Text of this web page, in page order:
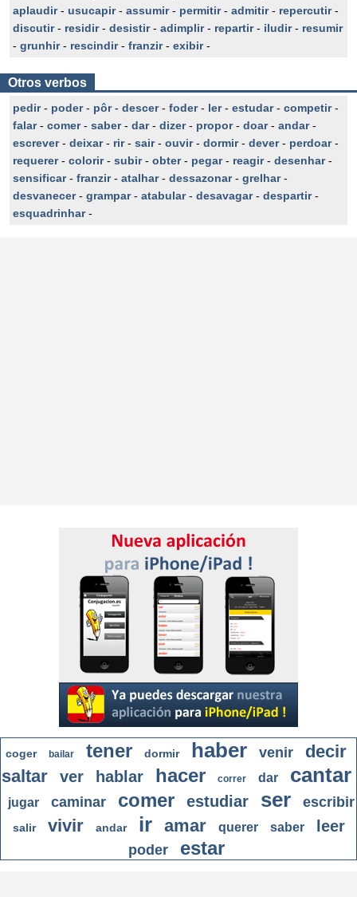
aplaudir- usucapir- assumir- permitir- admitir- repercutir-
discutir- residir- desistir- adimplir- repartir- iludir- resumir
- grunhir- rescindir- franzir- exibir-
Otros verbos
pedir- poder- pôr- descer- foder- ler- estudar- competir-
falar- comer- saber- dar- dizer- propor- doar- andar-
escrever- deixar- rir- sair- ouvir- dormir- dever- perdoar-
requerer- colorir- subir- obter- pegar- reagir- desenhar-
sensificar- franzir- atalhar- dessazonar- grelhar-
desvanecer- grampar- atabular- desavagar- despartir-
esquadrinhar-
coger bailar tener dormir haber venir
decir
saltar
ver hablar hacer correr dar cantar
jugar caminar comer estudiar ser escribir
salir vivir andar ir amar querer saber leer
poder estar